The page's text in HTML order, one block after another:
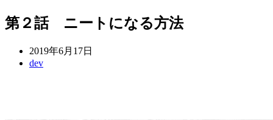
第２話 ニートになる方法
2019年6月17日
dev